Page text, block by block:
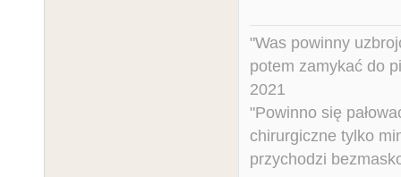
"Was powinny
potem zamykać do
2021
"Powinno się
chirurgiczne tylko
przychodzi